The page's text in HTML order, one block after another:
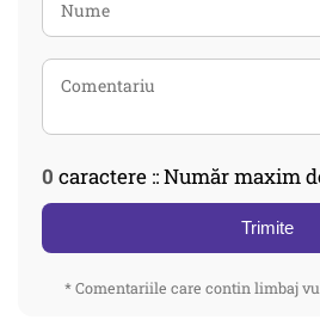
0 caractere :: Număr maxim
Trimite
* Comentariile care contin limbaj